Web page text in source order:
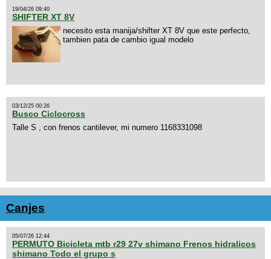
19/04/26 09:40
SHIFTER XT 8V
necesito esta manija/shifter XT 8V que este perfecto,
tambien pata de cambio igual modelo
03/12/25 00:26
Busco Ciclocross
Talle S , con frenos cantilever, mi numero 1168331098
Canjes
05/07/26 12:44
PERMUTO Bicicleta mtb r29 27v shimano Frenos hidralicos
shimano Todo el grupo s